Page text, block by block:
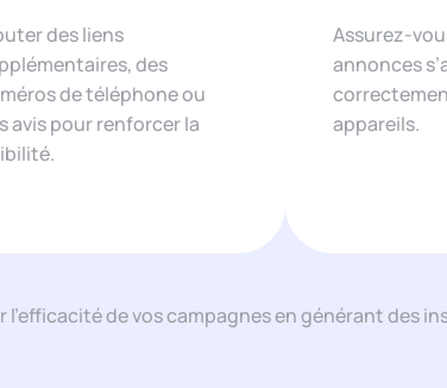
des liens
des
de téléphone ou
avis pour renforcer la
Assurez-
annonces
appareils.
de vos campagnes en générant des